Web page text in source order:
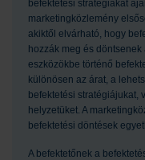
befektetési stratégiákat
marketingközlemény
akiktől elvárható, hogy
hozzák meg és
eszközökbe történő
különösen az árat, a
befektetési stratégiájukat,
helyzetüket. A
befektetési döntések
A befektetőnek a